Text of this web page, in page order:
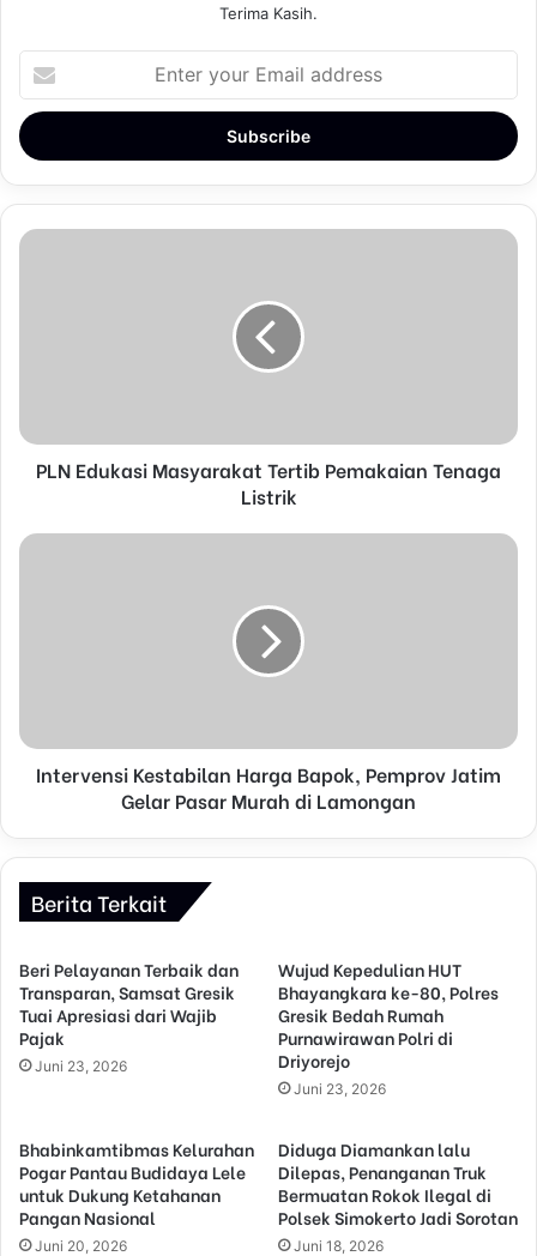
Terima Kasih.
e
y
u
d
s
PLN Edukasi Masyarakat Tertib Pemakaian Tenaga
Listrik
Intervensi Kestabilan Harga Bapok, Pemprov Jatim
Gelar Pasar Murah di Lamongan
Berita Terkait
Beri Pelayanan Terbaik dan
Transparan, Samsat Gresik
Tuai Apresiasi dari Wajib
Pajak
Juni 23, 2026
Wujud Kepedulian HUT
Bhayangkara ke-80, Polres
Gresik Bedah Rumah
Purnawirawan Polri di
Driyorejo
Juni 23, 2026
Bhabinkamtibmas Kelurahan
Pogar Pantau Budidaya Lele
untuk Dukung Ketahanan
Pangan Nasional
Juni 20, 2026
Diduga Diamankan lalu
Dilepas, Penanganan Truk
Bermuatan Rokok Ilegal di
Polsek Simokerto Jadi Sorotan
Juni 18, 2026